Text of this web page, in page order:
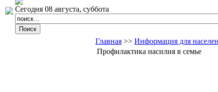
Сегодня 08 августа, суббота
Главная >> Информация для
Профилактика насилия в семье